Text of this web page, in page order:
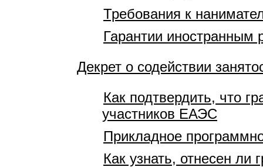
Требования к
Гарантии иностранным
Декрет о содействии
Как подтвердить, что
участников ЕАЭС
Прикладное
Как узнать, отнесен ли